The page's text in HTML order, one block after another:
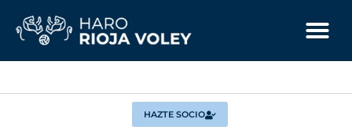
HAZTE SOCIO